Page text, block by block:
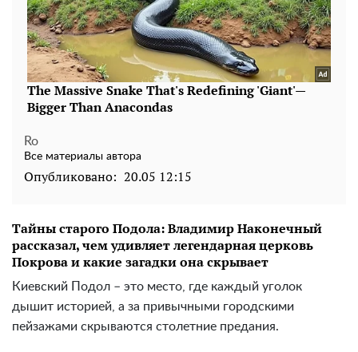
Ro
Все материалы автора
Опубликовано: 20.05 12:15
Тайны старого Подола: Владимир Наконечный
рассказал, чем удивляет легендарная церковь
Покрова и какие загадки она скрывает
Киевский Подол – это место, где каждый уголок
дышит историей, а за привычными городскими
пейзажами скрываются столетние предания.